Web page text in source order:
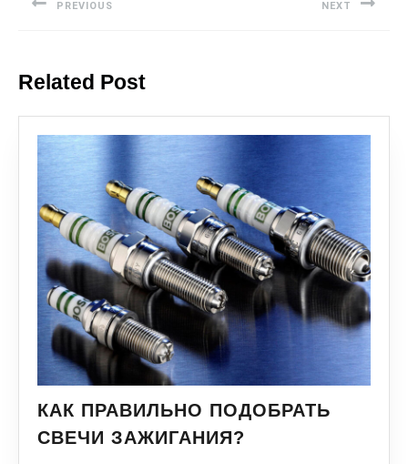
PREVIOUS NEXT
Related Post
КАК ПРАВИЛЬНО ПОДОБРАТЬ
СВЕЧИ ЗАЖИГАНИЯ?